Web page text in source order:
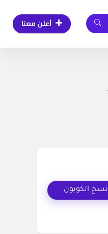
أعلن معنا
نسخ الكوبون